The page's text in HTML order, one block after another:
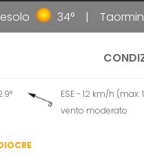
34° Taormina
ESE - 12 km/h (max:
vento moderato